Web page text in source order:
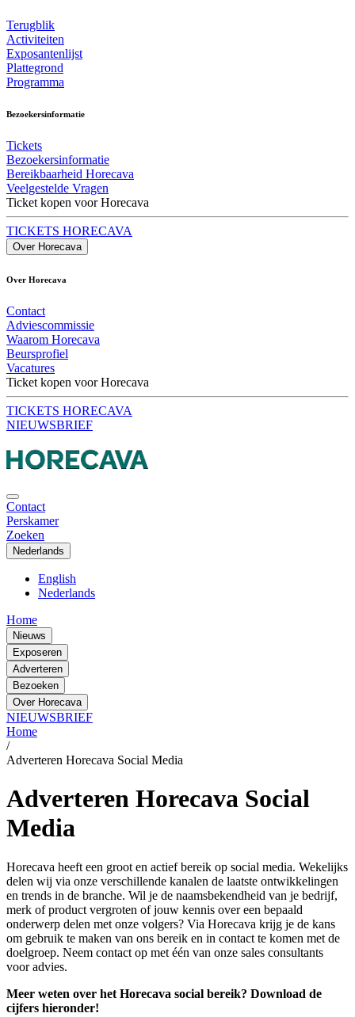
Terugblik
Activiteiten
Exposantenlijst
Plattegrond
Programma
Bezoekersinformatie
Tickets
Bezoekersinformatie
Bereikbaarheid Horecava
Veelgestelde Vragen
Ticket kopen voor Horecava
TICKETS HORECAVA
Over Horecava
Over Horecava
Contact
Adviescommissie
Waarom Horecava
Beursprofiel
Vacatures
Ticket kopen voor Horecava
TICKETS HORECAVA
NIEUWSBRIEF
Contact
Perskamer
Zoeken
Nederlands
English
Nederlands
Home
Nieuws
Exposeren
Adverteren
Bezoeken
Over Horecava
NIEUWSBRIEF
Home
/
Adverteren Horecava Social Media
Adverteren Horecava Social
Media
Horecava heeft een groot en actief bereik op social media. Wekelijks
delen wij via onze verschillende kanalen de laatste ontwikkelingen
en trends in de branche. Wil je de naamsbekendheid van je bedrijf,
merk of product vergroten of jouw kennis over een bepaald
onderwerp delen met onze volgers? Via Horecava krijg je de kans
om gebruik te maken van ons bereik en in contact te komen met de
doelgroep. Neem contact op met één van onze sales consultants
voor advies.
Meer weten over het Horecava social bereik? Download de
cijfers hieronder!